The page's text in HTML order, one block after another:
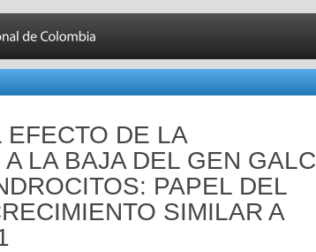
EFECTO DE LA
LA BAJA DEL GEN GALC
PAPEL DEL
SIMILAR A